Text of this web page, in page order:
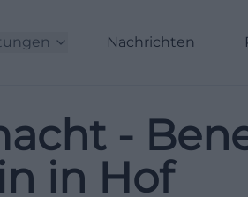
Nachrichten
-
in Hof